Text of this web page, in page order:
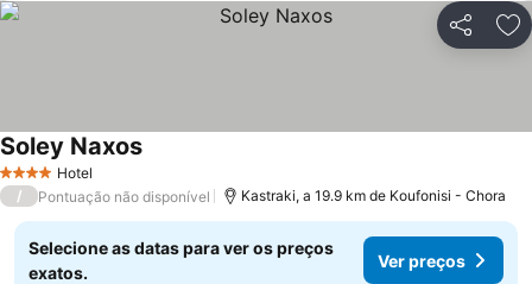
Partilhar
4 EstrelasHotel
Soley Naxos
/ Pontuação não disponível Kastraki, a 19.9 km de Koufonisi - Chora
Selecione as datas para ver os preços
exatos.
Ver preços